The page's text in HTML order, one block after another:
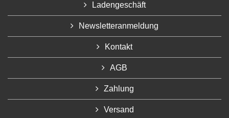
Ladengeschäft
Newsletteranmeldung
Kontakt
AGB
Zahlung
Versand